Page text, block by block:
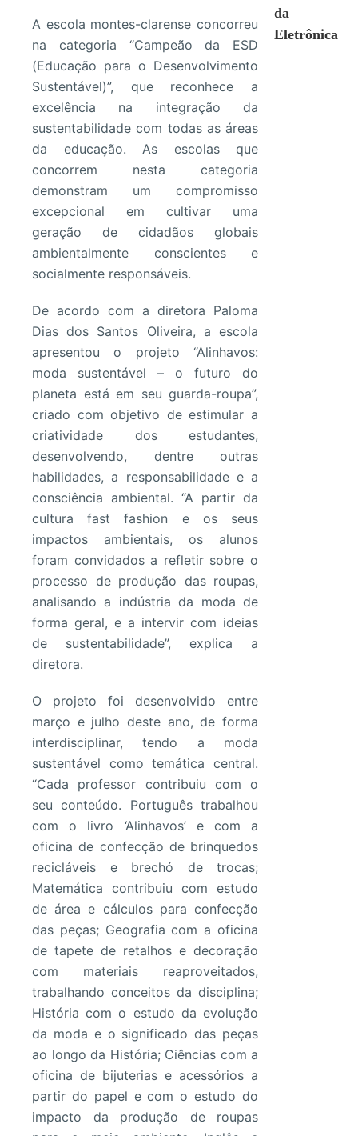
A escola montes-clarense concorreu
na categoria “Campeão da ESD
(Educação para o Desenvolvimento
Sustentável)”, que reconhece a
excelência na integração da
sustentabilidade com todas as áreas
da educação. As escolas que
concorrem nesta categoria
demonstram um compromisso
excepcional em cultivar uma
geração de cidadãos globais
ambientalmente conscientes e
socialmente responsáveis.
De acordo com a diretora Paloma
Dias dos Santos Oliveira, a escola
apresentou o projeto “Alinhavos:
moda sustentável – o futuro do
planeta está em seu guarda-roupa”,
criado com objetivo de estimular a
criatividade dos estudantes,
desenvolvendo, dentre outras
habilidades, a responsabilidade e a
consciência ambiental. “A partir da
cultura fast fashion e os seus
impactos ambientais, os alunos
foram convidados a refletir sobre o
processo de produção das roupas,
analisando a indústria da moda de
forma geral, e a intervir com ideias
de sustentabilidade”, explica a
diretora.
O projeto foi desenvolvido entre
março e julho deste ano, de forma
interdisciplinar, tendo a moda
sustentável como temática central.
“Cada professor contribuiu com o
seu conteúdo. Português trabalhou
com o livro ‘Alinhavos’ e com a
oficina de confecção de brinquedos
recicláveis e brechó de trocas;
Matemática contribuiu com estudo
de área e cálculos para confecção
das peças; Geografia com a oficina
de tapete de retalhos e decoração
com materiais reaproveitados,
trabalhando conceitos da disciplina;
História com o estudo da evolução
da moda e o significado das peças
ao longo da História; Ciências com a
oficina de bijuterias e acessórios a
partir do papel e com o estudo do
impacto da produção de roupas
da
Eletrônica